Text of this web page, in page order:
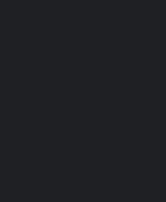
ve Şişkinliği Azaltır
sindirime yararları kısmen